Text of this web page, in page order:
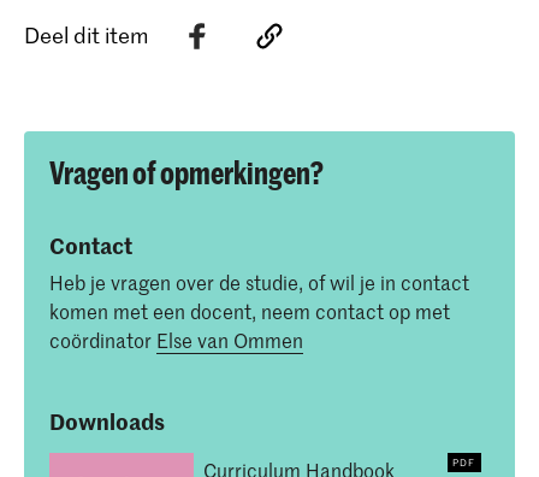
Deel dit item
Vragen of opmerkingen?
Contact
Heb je vragen over de studie, of wil je in contact
komen met een docent, neem contact op met
coördinator Else van Ommen
Downloads
Curriculum Handbook